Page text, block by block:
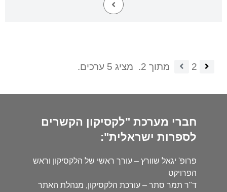
2 מתוך 2. מציג 5 ערכים.
חברי מערכת "לקסיקון הקשרים
לספרות ישראלית":
פרופ' יגאל שוורץ – עורך ראשי של הלקסיקון וראש
הפרויקט
ד"ר תמר סתר – עורכת הלקסיקון, מנהלת האתר